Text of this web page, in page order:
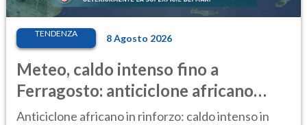
TENDENZA 8 Agosto 2026
Meteo, caldo intenso fino a
Ferragosto: anticiclone africano
ancora protagonista
Anticiclone africano in rinforzo: caldo intenso in